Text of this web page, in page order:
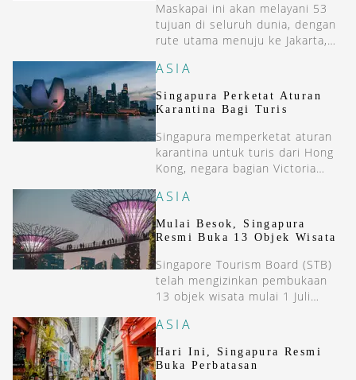
Maskapai ini akan melayani 53
tujuan di seluruh dunia, dengan
rute utama menuju ke Jakarta,
London Heathrow.
ASIA
Singapura Perketat Aturan
Karantina Bagi Turis
Singapura memperketat aturan
karantina untuk turis dari Hong
Kong, negara bagian Victoria
ASIA
Mulai Besok, Singapura
Resmi Buka 13 Objek Wisata
Singapore Tourism Board (STB)
telah mengizinkan pembukaan
13 objek wisata mulai 1 Juli
ASIA
Hari Ini, Singapura Resmi
Buka Perbatasan